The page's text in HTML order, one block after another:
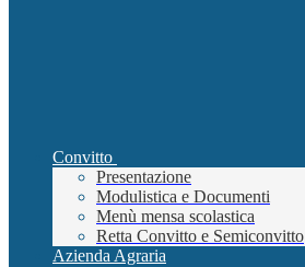
Convitto
Presentazione
Modulistica e Documenti
Menù mensa scolastica
Retta Convitto e Semiconvitto
Azienda Agraria